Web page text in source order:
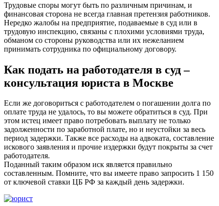
Трудовые споры могут быть по различным причинам, и
финансовая сторона не всегда главная претензия работников.
Нередко жалобы на предприятие, подаваемые в суд или в
трудовую инспекцию, связаны с плохими условиями труда,
обманом со стороны руководства или их нежеланием
принимать сотрудника по официальному договору.
Как подать на работодателя в суд –
консультация юриста в Москве
Если же договориться с работодателем о погашении долга по
оплате труда не удалось, то вы можете обратиться в суд. При
этом истец имеет право потребовать выплату не только
задолженности по заработной плате, но и неустойки за весь
период задержки. Также все расходы на адвоката, составление
искового заявления и прочие издержки будут покрыты за счет
работодателя.
Поданный таким образом иск является правильно
составленным. Помните, что вы имеете право запросить 1 150
от ключевой ставки ЦБ РФ за каждый день задержки.